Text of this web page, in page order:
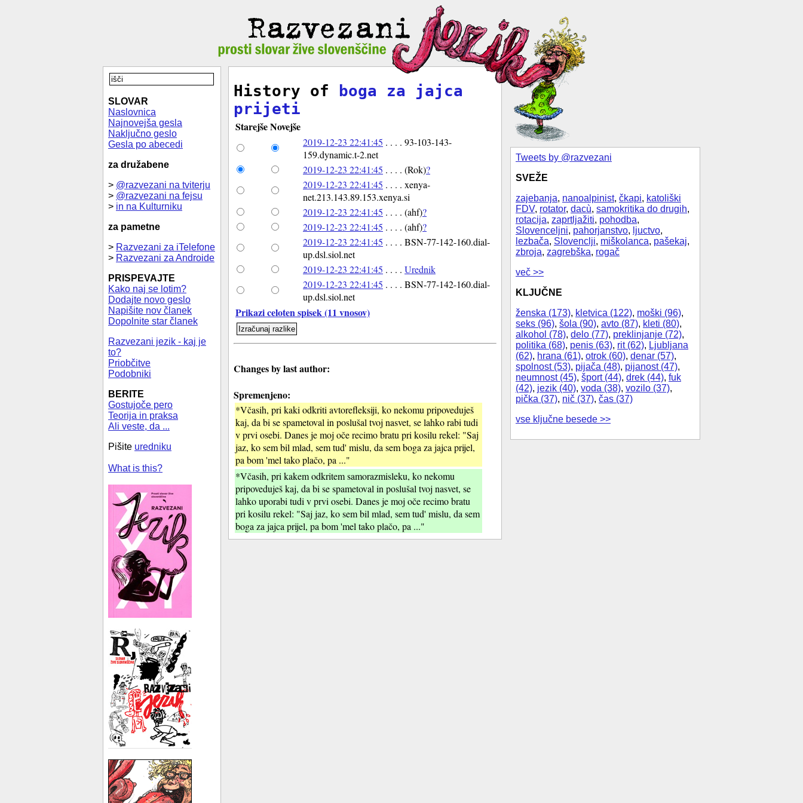
Tweets by @razvezani
SVEŽE
zajebanja, nanoalpinist, čkapi, katoliški
FDV, rotator, dacù, samokritika do drugih,
rotacija, zaprtljažiti, pohodba,
Slovenceljni, pahorjanstvo, ljuctvo,
lezbača, Slovenclji, miškolanca, pašekaj,
zbroja, zagrebška, rogač
več >>
KLJUČNE
ženska (173), kletvica (122), moški (96),
seks (96), šola (90), avto (87), kleti (80),
alkohol (78), delo (77), preklinjanje (72),
politika (68), penis (63), rit (62), Ljubljana
(62), hrana (61), otrok (60), denar (57),
spolnost (53), pijača (48), pijanost (47),
neumnost (45), šport (44), drek (44), fuk
(42), jezik (40), voda (38), vozilo (37),
pička (37), nič (37), čas (37)
vse ključne besede >>
SLOVAR
Naslovnica
Najnovejša gesla
Naključno geslo
Gesla po abecedi
za družabene
> @razvezani na tviterju
> @razvezani na fejsu
> in na Kulturniku
za pametne
> Razvezani za iTelefone
> Razvezani za Androide
PRISPEVAJTE
Kako naj se lotim?
Dodajte novo geslo
Napišite nov članek
Dopolnite star članek
Razvezani jezik - kaj je
to?
Priobčitve
Podobniki
BERITE
Gostujoče pero
Teorija in praksa
Ali veste, da ...
Pišite uredniku
What is this?
History of
boga za jajca
prijeti
StarejšeNovejše
2019-12-23 22:41:45 . . . . 93-103-143-
159.dynamic.t-2.net
2019-12-23 22:41:45 . . . . (Rok)?
2019-12-23 22:41:45 . . . . xenya-
net.213.143.89.153.xenya.si
2019-12-23 22:41:45 . . . . (ahf)?
2019-12-23 22:41:45 . . . . (ahf)?
2019-12-23 22:41:45 . . . . BSN-77-142-160.dial-
up.dsl.siol.net
2019-12-23 22:41:45 . . . . Urednik
2019-12-23 22:41:45 . . . . BSN-77-142-160.dial-
up.dsl.siol.net
Prikazi celoten spisek (11 vnosov)
Changes by last author:
Spremenjeno:
*Včasih, pri kaki odkriti avtorefleksiji, ko nekomu pripoveduješ
kaj, da bi se spametoval in poslušal tvoj nasvet, se lahko rabi tudi
v prvi osebi. Danes je moj oče recimo bratu pri kosilu rekel: "Saj
jaz, ko sem bil mlad, sem tud' mislu, da sem boga za jajca prijel,
pa bom 'mel tako plačo, pa ..."
*Včasih, pri kakem odkritem samorazmisleku, ko nekomu
pripoveduješ kaj, da bi se spametoval in poslušal tvoj nasvet, se
lahko uporabi tudi v prvi osebi. Danes je moj oče recimo bratu
pri kosilu rekel: "Saj jaz, ko sem bil mlad, sem tud' mislu, da sem
boga za jajca prijel, pa bom 'mel tako plačo, pa ..."